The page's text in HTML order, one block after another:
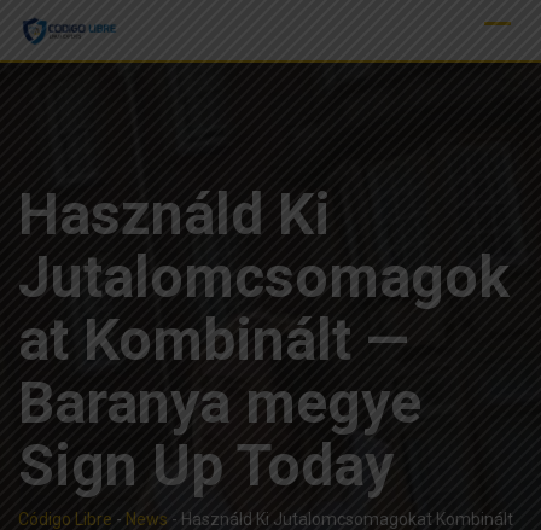
Skip
Használd Ki
Jutalomcsomagok
at Kombinált —
Baranya megye
Sign Up Today
Código Libre - News - Használd Ki Jutalomcsomagokat Kombinált